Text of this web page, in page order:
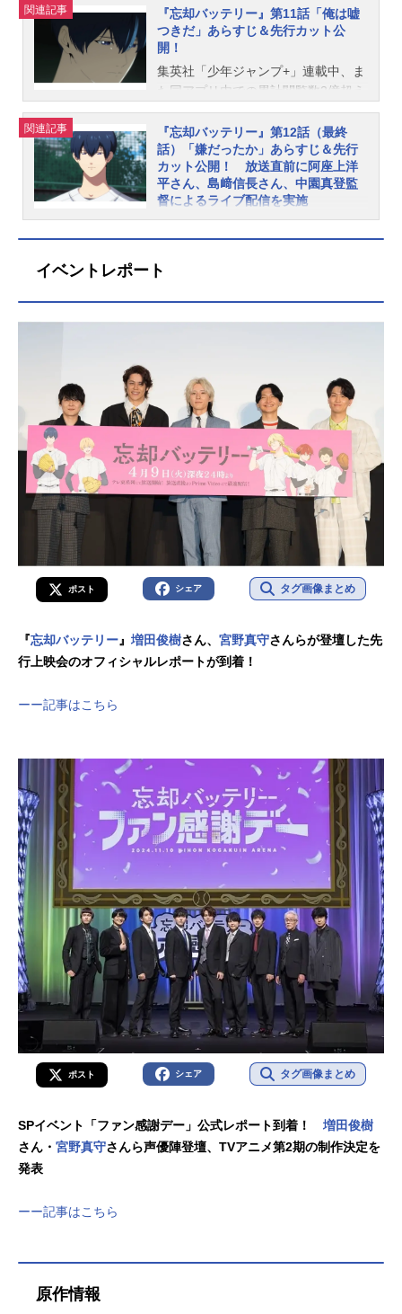
5月14日（火）深夜24時00分〜テレ
ビせとうち：5月14日（火）深夜24
時00分〜テレビ北海道：5月14日
（火）深夜24時00分〜TVQ九州放
送：5月14日（火）深夜24時00分〜A
ー...
（火）深夜24時00分〜TVQ九州放
送：5月21日（火）深夜24時00分〜A
T-X：5月14日（金）20時00分〜リピ
ート：毎週火曜8時00分/毎週木曜14
時00分※放送日時は予告なく変更に
なる場合がございます。配信情報Pri
meVideoにて5月21日（火）放送直後
より最速配信！さらに、各種配信サ
ービスにて5月22日（水）24：30よ
り順次配信スタート。※配信開始日
はサービスによって変動する場合が
放送情報テレ東：6月4日（火）深夜2
4時00分〜テレビ大阪：6月4日
（火）深夜24時00分〜テレビ愛知：
6月4日（火）深夜24時00分〜テレビ
せとうち：6月4日（火）深夜24時00
分〜テレビ北海道：6月4日（火）深
夜24時00分〜TVQ九州放送：6月4日
（火）深夜24時00分〜AT-X：6月7日
（金）20時00分〜リピート：毎週火
曜8時00分／毎週木曜14時00分配信
情報PrimeVideoにて6月4日（火）放
より順次配信スタート。※配信開始
て口きいてんだ」あらすじ「圭の記
憶が戻ったらどうなるのか」という
土屋の素朴な疑問から、それぞれが
あの手この手で圭の記憶を取り戻そ
うとする。そんな中、土屋の提案し
た催眠術を試すことに。効果はなか
ったように見えたが……。放送・配
信情報■放送情報テレ東6月11日
（火）深夜24時00分～テレビ大阪6
月11日（火）深夜24時00分～テレビ
愛知6月11日（火）深夜24時00分～
（火）深夜24時00分～TVQ九州放送
meVideoにて6月11日（火）放送直後
より最速配信！さらに、各種配信サ
ービスにて6月12日（水）24：30よ
り順次配信スタート。※配信開始日
はサービスに...
絵子）。同作のTVアニメが、2024年
4月よりテレ東系列にて放送中です。
このたび、6月18日（火）放送の第1
0話「逃げられない」のあらすじ＆先
行カットが公開されました。第10話
「逃げられない」あらすじついに氷
河高校との練習試合が始まる―!復活
した智将・要圭の読み通りに試合は
進むものの、時々アホ圭が顔を出
し、不安に駆られる山田たち。だ
が、彼らは目撃するのだった、フル
4時00分〜テレビ大阪：6月18日
送：6月18日（火）深夜24時00分〜A
T-X：6月21日（金）20時00分〜リピ
ート：毎週火曜8時00分／毎週木曜1
4時00分配信情報PrimeVideoにて6月
18日（火）放送直後より最速配信！
さらに、各種配信サービスにて6月19
日（水）24:30より順次配信スター
ト。※配信開始日はサービスによっ
て変動する場合がございます。『忘
却バッテリー』作品情報あらすじ中
学球界で...
関連記事
『忘却バッテリー』第11話「俺は嘘
つきだ」あらすじ＆先行カット公
開！
集英社「少年ジャンプ+」連載中、ま
た同アプリ内での累計閲覧数2億超え
の『忘却バッテリー』（著・みかわ
絵子）。同作のTVアニメが、2024年
4月よりテレ東系列にて放送中です。
このたび、6月25日（火）放送の第1
1話「俺は嘘つきだ」のあらすじ＆先
行カットが公開されました。 第11
手指はついに逆転を許してしまう。
時00分〜テレビ愛知：6月25日
（火）深夜24時00分〜テレビせとう
ち：6月25日（火）深夜24時00分〜
テレビ北海道：6月25日（火）深夜2
4時00分〜TVQ九州放送：6月25日
（火）深夜24時00分〜AT-X：6月28
日（金）20時00分〜リピート：毎週
火曜8時00分／毎週木曜14時00分
配信情報PrimeVideoにて6月25日
（火）放送直後より最速配信！さら
に、各種配信サービスにて6月26日
（水）24:30より順次配信スタート。
動する場合がございます。『忘却バ
ッテリー』作品情報あらすじ中学球
関連記事
『忘却バッテリー』第12話（最終
話）「嫌だったか」あらすじ＆先行
カット公開！ 放送直前に阿座上洋
平さん、島﨑信長さん、中園真登監
督によるライブ配信を実施
集英社「少年ジャンプ+」連載中、ま
た同アプリ内での累計閲覧数2億超え
4月よりテレ東系列にて放送中です。
このたび、7月2日（火）放送の第12
た。さらに第12話放送直前20：00〜
より「二遊間コンビLIVE配信」が実
施決定。藤堂葵役の阿座上洋平さ
ん、千早瞬平役の島﨑信長さん、中
園真登監督が出演します。 第12話
「嫌だったか」あらすじ九回表、ツ
ーアウト一・二塁。逆転の望みは圭
に託されるが、元智将は巻田の剛速
球にテンパるばかり！「普段、誰の
球捕ってるんだ」。葉流火のひと言
で何かに気づいた圭が、巻田との勝
負に真っ向から挑む！ 放送情報テ
テレビ大阪：7月2日（火）深夜24時
00分〜テレビ愛知：7月2日（火）深
0分〜AT-X：7月5日（金）20時00
分〜リピート：毎週火曜8時00分／毎
週木曜14時00分 配信情報PrimeVid
eoにて7月2日（火）放送直後より最
速配信！さらに、各種配信サービ
ス...
イベントレポート
ポスト シェア タグ画像まとめ
『忘却バッテリー』 増田俊樹さん、 宮野真守さんらが登壇した先
行上映会のオフィシャルレポートが到着！
ーー記事はこちら
ポスト シェア タグ画像まとめ
SPイベント「ファン感謝デー」公式レポート到着！ 増田俊樹
さん・ 宮野真守さんら声優陣登壇、TVアニメ第2期の制作決定を
発表
ーー記事はこちら
原作情報